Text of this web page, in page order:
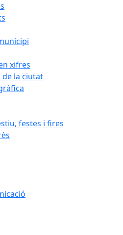
xifres
de la ciutat
festes i fires